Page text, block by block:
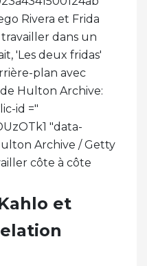
Rivera et Frida
travailler dans un
'Les deux fridas'
plan avec
Hulton Archive:
id ="
"data-
Archive / Getty
côte à côte
et